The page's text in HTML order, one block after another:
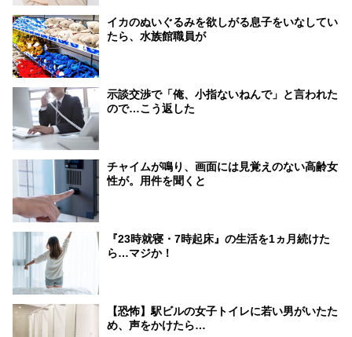
イカのぬいぐるみを欲しがる息子をいなしてい
たら、水族館職員が
示談交渉で「俺、小指ないねんで」と言われた
ので…こう返した
チャイムが鳴り、画面には見覚えのない高齢女
性が。用件を聞くと
『23時就寝・7時起床』の生活を1ヵ月続けた
ら…マジか！
【恐怖】駅ビルの女子トイレに若い男がいたた
め、声をかけたら…